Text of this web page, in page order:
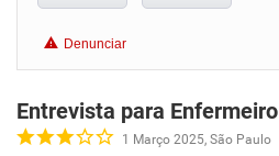
Denunciar
Entrevista para Enfermeiro
1 Março 2025, São Paulo